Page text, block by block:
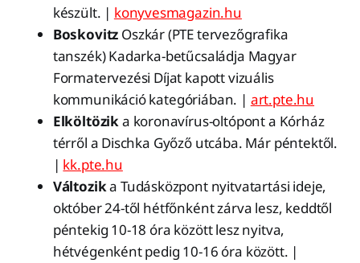
készült. | konyvesmagazin.hu
Boskovitz Oszkár (PTE tervezőgrafika
tanszék) Kadarka-betűcsaládja Magyar
Formatervezési Díjat kapott vizuális
kommunikáció kategóriában. | art.pte.hu
Elköltözika koronavírus-oltópont a Kórház
térről a Dischka Győző utcába. Már péntektől.
| kk.pte.hu
Változika Tudásközpont nyitvatartási ideje,
október 24-től hétfőnként zárva lesz, keddtől
péntekig 10-18 óra között lesz nyitva,
hétvégenként pedig 10-16 óra között. |